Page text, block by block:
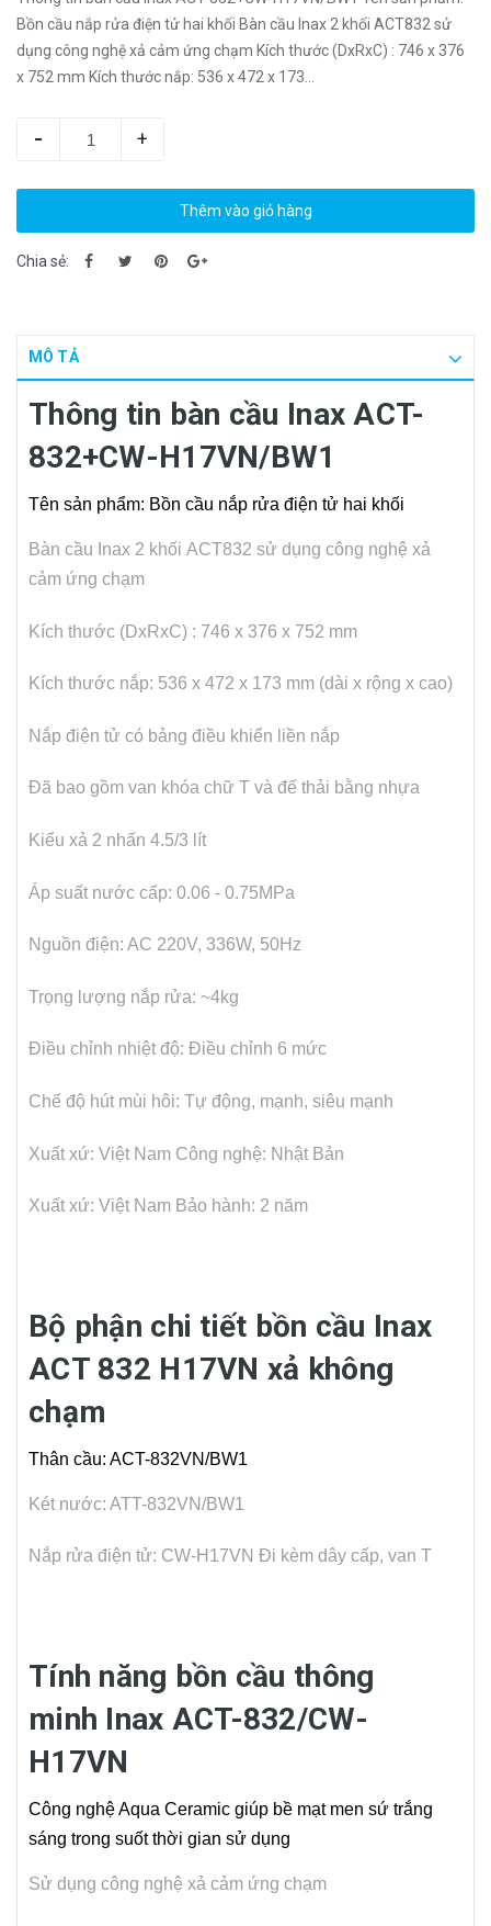
Bồn cầu nắp rửa điện tử hai khối Bàn cầu Inax 2 khối ACT832 sử
dụng công nghệ xả cảm ứng chạm Kích thước (DxRxC) : 746 x 376
x 752 mm Kích thước nắp: 536 x 472 x 173...
- +
Thêm vào giỏ hàng
Chia sẻ:
MÔ TẢ
Thông tin bàn cầu Inax ACT-
832+CW-H17VN/BW1
Tên sản phẩm: Bồn cầu nắp rửa điện tử hai khối
Bàn cầu Inax 2 khối ACT832 sử dụng công nghệ xả
cảm ứng chạm
Kích thước (DxRxC) : 746 x 376 x 752 mm
Kích thước nắp: 536 x 472 x 173 mm (dài x rộng x cao)
Nắp điện tử có bảng điều khiển liền nắp
Đã bao gồm van khóa chữ T và đế thải bằng nhựa
Kiểu xả 2 nhấn 4.5/3 lít
Áp suất nước cấp: 0.06 - 0.75MPa
Nguồn điện: AC 220V, 336W, 50Hz
Trọng lượng nắp rửa: ~4kg
Điều chỉnh nhiệt độ: Điều chỉnh 6 mức
Chế độ hút mùi hôi: Tự động, mạnh, siêu mạnh
Xuất xứ: Việt Nam Công nghệ: Nhật Bản
Xuất xứ: Việt Nam Bảo hành: 2 năm
Bộ phận chi tiết bồn cầu Inax
ACT 832 H17VN xả không
chạm
Thân cầu: ACT-832VN/BW1
Két nước: ATT-832VN/BW1
Nắp rửa điện tử: CW-H17VN Đi kèm dây cấp, van T
Tính năng bồn cầu thông
minh Inax ACT-832/CW-
H17VN
Công nghệ Aqua Ceramic giúp bề mạt men sứ trắng
sáng trong suốt thời gian sử dụng
Sử dụng công nghệ xả cảm ứng chạm